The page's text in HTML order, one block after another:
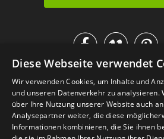

IM KATALOG BLÄTTERN
Diese Webseite verwendet
Wir verwenden Cookies, um Inhalte und
und unseren Datenverkehr zu analysieren.
über Ihre Nutzung unserer Website auch
Analysepartner weiter, die diese
Informationen kombinieren, die Sie ihnen